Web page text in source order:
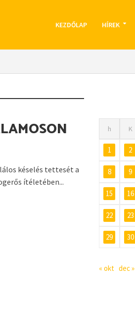
KEZDŐLAP HÍREK
késelés tettesét a
ítéletében...
h K
1 2
8 9
15 16
22 23
29 30
« okt dec »